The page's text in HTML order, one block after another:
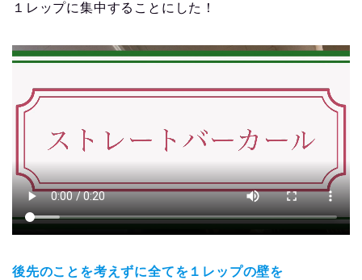
１レップに集中することにした！
後先のことを考えずに全てを１レップの壁を